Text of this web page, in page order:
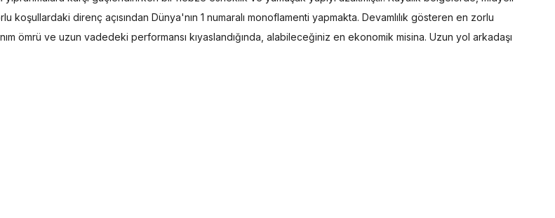
direnç açısından Dünya'nın 1 numaralı monoflamenti yapmakta. Devamlılık gösteren en zorlu
ömrü ve uzun vadedeki performansı kıyaslandığında, alabileceğiniz en ekonomik misina. Uzun yol arkadaşı